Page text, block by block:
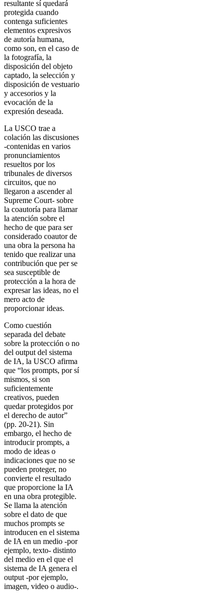
resultante sí quedará
protegida cuando
contenga suficientes
elementos expresivos
de autoría humana,
como son, en el caso de
la fotografía, la
disposición del objeto
captado, la selección y
disposición de vestuario
y accesorios y la
evocación de la
expresión deseada.
La USCO trae a
colación las discusiones
-contenidas en varios
pronunciamientos
resueltos por los
tribunales de diversos
circuitos, que no
llegaron a ascender al
Supreme Court- sobre
la coautoría para llamar
la atención sobre el
hecho de que para ser
considerado coautor de
una obra la persona ha
tenido que realizar una
contribución que per se
sea susceptible de
protección a la hora de
expresar las ideas, no el
mero acto de
proporcionar ideas.
Como cuestión
separada del debate
sobre la protección o no
del output del sistema
de IA, la USCO afirma
que “los prompts, por sí
mismos, si son
suficientemente
creativos, pueden
quedar protegidos por
el derecho de autor”
(pp. 20-21). Sin
embargo, el hecho de
introducir prompts, a
modo de ideas o
indicaciones que no se
pueden proteger, no
convierte el resultado
que proporcione la IA
en una obra protegible.
Se llama la atención
sobre el dato de que
muchos prompts se
introducen en el sistema
de IA en un medio -por
ejemplo, texto- distinto
del medio en el que el
sistema de IA genera el
output -por ejemplo,
imagen, video o audio-.